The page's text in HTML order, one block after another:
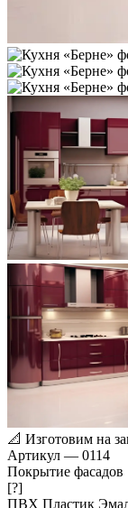
📐 Изготовим на
Артикул — 0114
Покрытие фасадов
[?]
ПВХ Пластик